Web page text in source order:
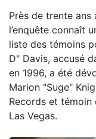
Près de trente ans
l’enquête connaît
liste des témoins
D" Davis, accusé
en 1996, a été
Marion "Suge"
Records et témoin
Las Vegas.